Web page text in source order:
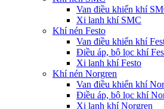
Van điều khiển khí
Xi lanh khí SMC
Khí nén Festo
Van điều khiển khí
Điều áp, bộ lọc khí
Xi lanh khí Festo
Khí nén Norgren
Van điều khiển khí
Điều áp, bộ lọc khí
Xi lanh khí Norgren